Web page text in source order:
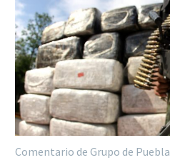
Comentario de Grupo de Puebla